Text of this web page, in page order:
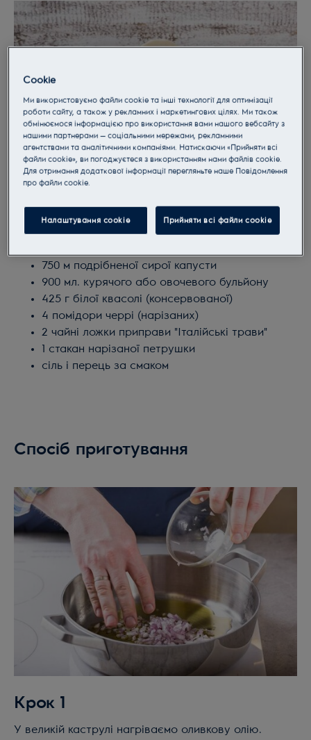
1 столова ложка оливкової олії або олії каноли
8 великих зубчики часнику (подрібнених)
750 м подрібненої сирої капусти
900 мл. курячого або овочевого бульйону
425 г білої квасолі (консервованої)
4 помідори черрі (нарізаних)
2 чайні ложки приправи "Італійські трави"
1 стакан нарізаної петрушки
сіль і перець за смаком
Спосіб приготування
Крок 1
У великій каструлі нагріваємо оливкову олію.
Cookie
Ми використовуємо файли cookie та інші технології для оптимізації
роботи сайту, а також у рекламних і маркетингових цілях. Ми також
обмінюємося інформацією про використання вами нашого вебсайту з
нашими партнерами — соціальними мережами, рекламними
агентствами та аналітичними компаніями. Натискаючи «Прийняти всі
файли cookie», ви погоджуєтеся з використанням нами файлів cookie.
Для отримання додаткової інформації перегляньте наше Пoвідомлення
прo файли cookie.
Налаштування cookie Прийняти всі файли сookie